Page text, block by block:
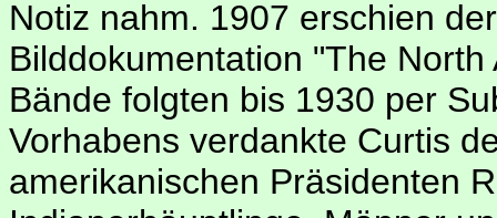
Notiz nahm. 1907 erschien
Bilddokumentation "The
Bände folgten bis 1930 per
Vorhabens verdankte Curtis
amerikanischen Präsidenten